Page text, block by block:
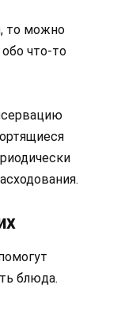
то можно
что-то
блюда.